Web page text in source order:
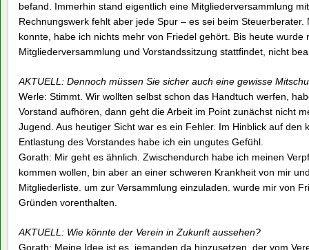
befand. Immerhin stand eigentlich eine Mitgliederversammlung
Rechnungswerk fehlt aber jede Spur – es sei beim
konnte, habe ich nichts mehr von Friedel gehört. Bis heute
Mitgliederversammlung und Vorstandssitzung stattfindet, nicht
AKTUELL: Dennoch müssen Sie sicher auch eine gewisse
Werle: Stimmt. Wir wollten selbst schon das Handtuch werfen,
Vorstand aufhören, dann geht die Arbeit im Point zunächst nicht
Jugend. Aus heutiger Sicht war es ein Fehler. Im Hinblick auf
Entlastung des Vorstandes habe ich ein ungutes Gefühl.
Gorath: Mir geht es ähnlich. Zwischendurch habe ich meinen
kommen wollen, bin aber an einer schweren Krankheit von mir
Mitgliederliste. um zur Versammlung einzuladen. wurde mir von
Gründen vorenthalten.
AKTUELL: Wie könnte der Verein in Zukunft aussehen?
Gorath: Meine Idee ist es. jemanden da hinzusetzen. der vom